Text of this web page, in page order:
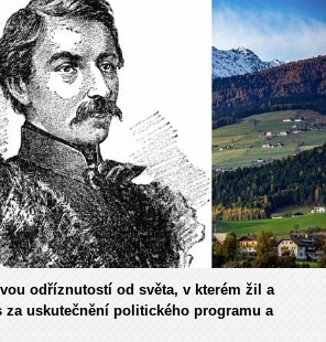
odříznutostí od světa, v kterém žil a
za uskutečnění politického programu a